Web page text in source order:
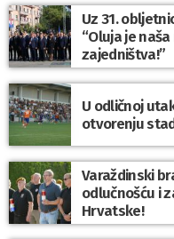
Uz 31.
“Oluja je
zajedništva!”
U odličnoj
otvorenju
Varaždinski
odlučnošću i
Hrvatske!